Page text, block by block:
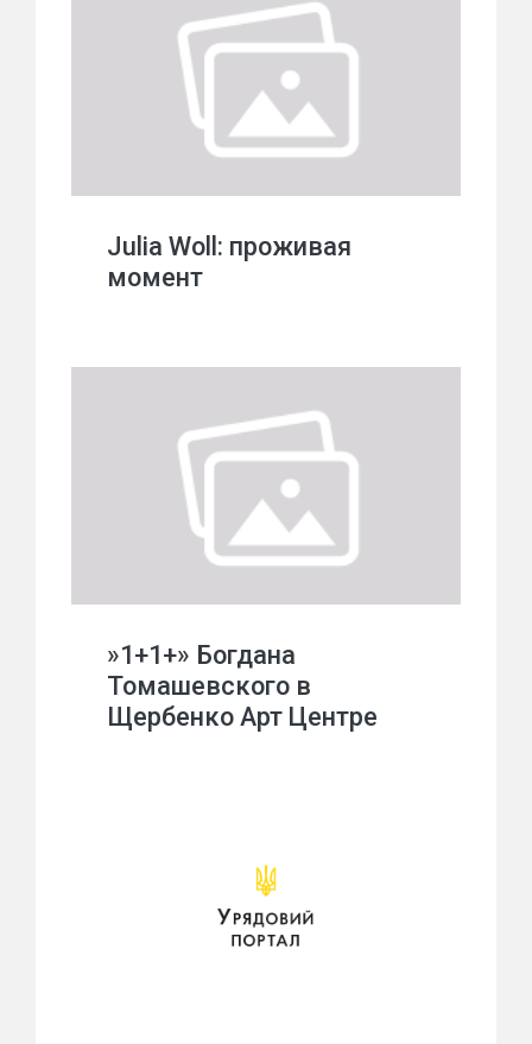
Julia Woll: проживая
момент
»1+1+» Богдана
Томашевского в
Щербенко Арт Центре